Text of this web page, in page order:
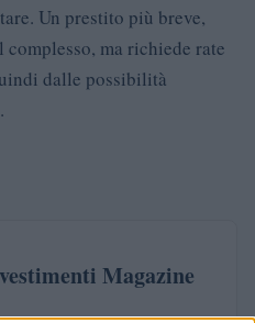
Un prestito più breve,
complesso, ma richiede rate
dalle possibilità
Magazine